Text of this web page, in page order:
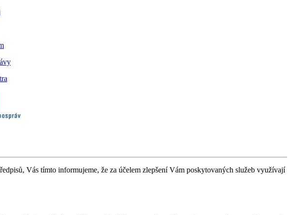
Vás tímto informujeme, že za účelem zlepšení Vám poskytovaných služeb využívají